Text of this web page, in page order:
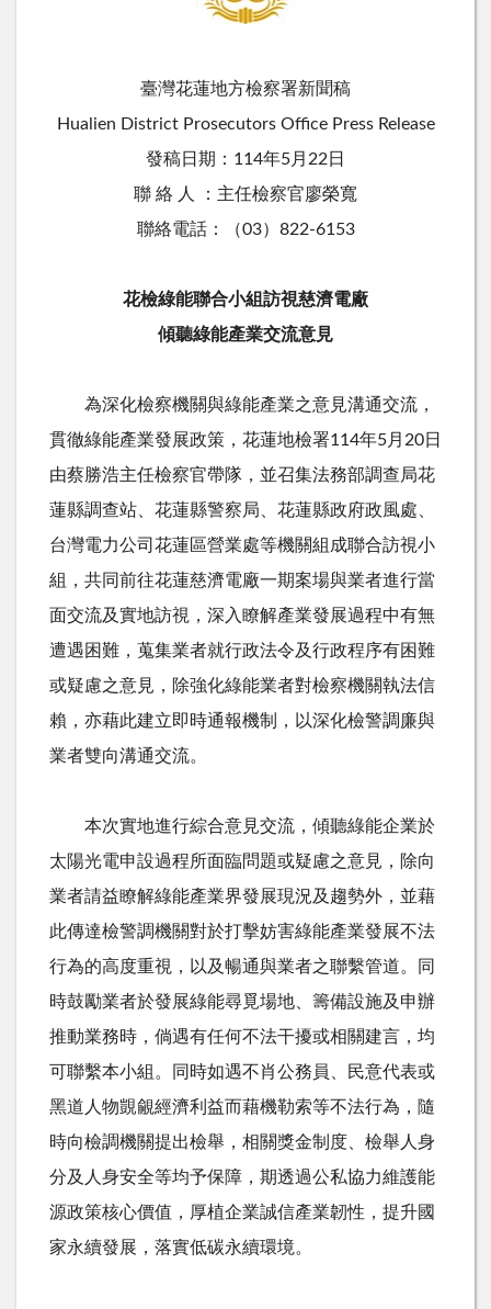
臺灣花蓮地方檢察署新聞稿
Hualien District Prosecutors Office Press Release
發稿日期：114年5月22日
聯 絡 人 ：主任檢察官廖榮寬
聯絡電話：（03）822-6153
花檢綠能聯合小組訪視慈濟電廠
傾聽綠能產業交流意見
為深化檢察機關與綠能產業之意見溝通交流，
貫徹綠能產業發展政策，花蓮地檢署114年5月20日
由蔡勝浩主任檢察官帶隊，並召集法務部調查局花
蓮縣調查站、花蓮縣警察局、花蓮縣政府政風處、
台灣電力公司花蓮區營業處等機關組成聯合訪視小
組，共同前往花蓮慈濟電廠一期案場與業者進行當
面交流及實地訪視，深入瞭解產業發展過程中有無
遭遇困難，蒐集業者就行政法令及行政程序有困難
或疑慮之意見，除強化綠能業者對檢察機關執法信
賴，亦藉此建立即時通報機制，以深化檢警調廉與
業者雙向溝通交流。
本次實地進行綜合意見交流，傾聽綠能企業於
太陽光電申設過程所面臨問題或疑慮之意見，除向
業者請益瞭解綠能產業界發展現況及趨勢外，並藉
此傳達檢警調機關對於打擊妨害綠能產業發展不法
行為的高度重視，以及暢通與業者之聯繫管道。同
時鼓勵業者於發展綠能尋覓場地、籌備設施及申辦
推動業務時，倘遇有任何不法干擾或相關建言，均
可聯繫本小組。同時如遇不肖公務員、民意代表或
黑道人物覬覦經濟利益而藉機勒索等不法行為，隨
時向檢調機關提出檢舉，相關獎金制度、檢舉人身
分及人身安全等均予保障，期透過公私協力維護能
源政策核心價值，厚植企業誠信產業韌性，提升國
家永續發展，落實低碳永續環境。